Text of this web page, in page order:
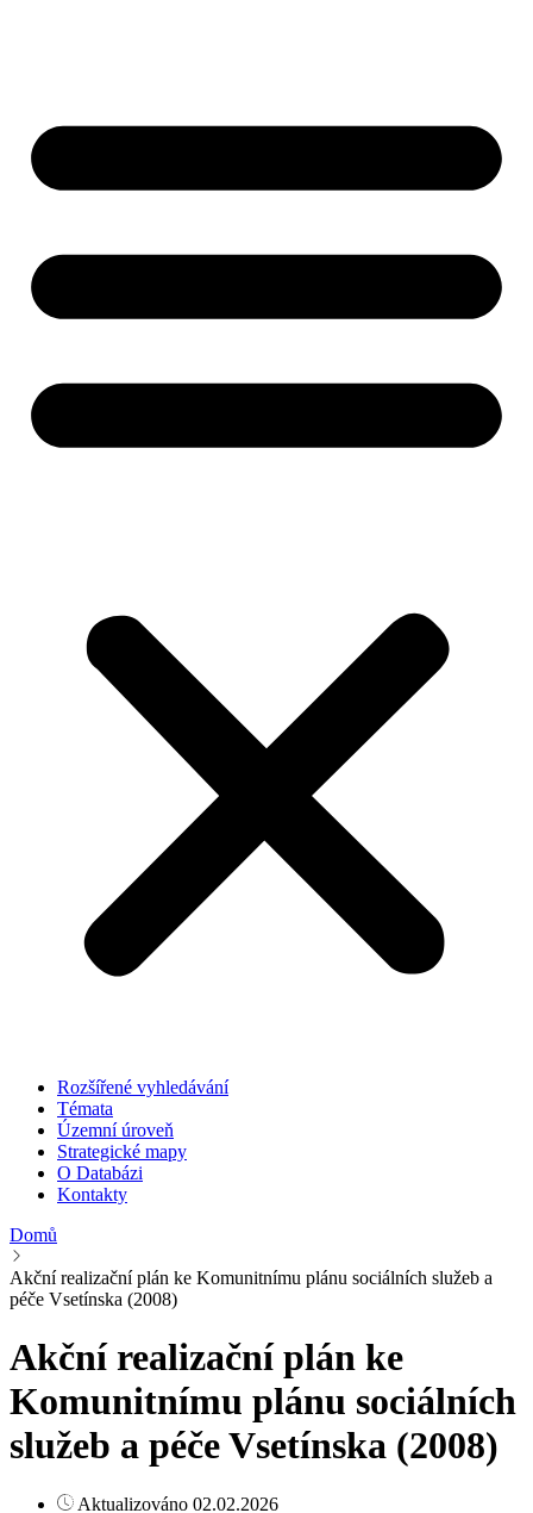
Rozšířené vyhledávání
Témata
Územní úroveň
Strategické mapy
O Databázi
Kontakty
Domů
Akční realizační plán ke Komunitnímu plánu sociálních služeb a
péče Vsetínska (2008)
Akční realizační plán ke
Komunitnímu plánu sociálních
služeb a péče Vsetínska (2008)
Aktualizováno 02.02.2026